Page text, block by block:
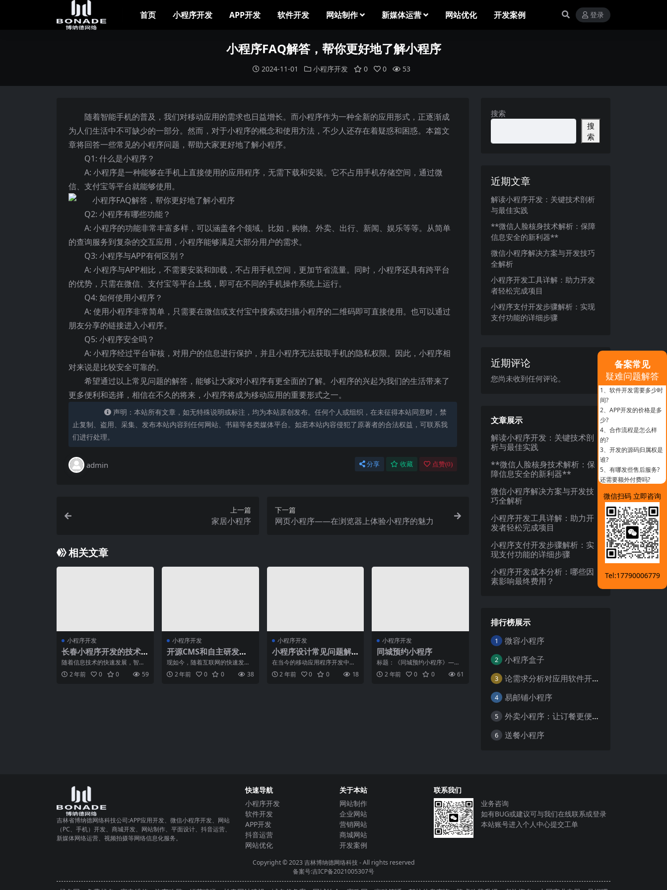
首页 小程序开发 APP开发 软件开发 网站制作 新媒体运营 网站优化 开发案例 登录
小程序FAQ解答，帮你更好地了解小程序
2024-11-01 小程序开发 0 0 53
随着智能手机的普及，我们对移动应用的需求也日益增长。而小程序作为一种全新的应用形式，正逐渐成
为人们生活中不可缺少的一部分。然而，对于小程序的概念和使用方法，不少人还存在着疑惑和困惑。本篇文
章将回答一些常见的小程序问题，帮助大家更好地了解小程序。
Q1: 什么是小程序？
A: 小程序是一种能够在手机上直接使用的应用程序，无需下载和安装。它不占用手机存储空间，通过微
信、支付宝等平台就能够使用。
Q2: 小程序有哪些功能？
A: 小程序的功能非常丰富多样，可以涵盖各个领域。比如，购物、外卖、出行、新闻、娱乐等等。从简单
的查询服务到复杂的交互应用，小程序能够满足大部分用户的需求。
Q3: 小程序与APP有何区别？
A: 小程序与APP相比，不需要安装和卸载，不占用手机空间，更加节省流量。同时，小程序还具有跨平台
的优势，只需在微信、支付宝等平台上线，即可在不同的手机操作系统上运行。
Q4: 如何使用小程序？
A: 使用小程序非常简单，只需要在微信或支付宝中搜索或扫描小程序的二维码即可直接使用。也可以通过
朋友分享的链接进入小程序。
Q5: 小程序安全吗？
A: 小程序经过平台审核，对用户的信息进行保护，并且小程序无法获取手机的隐私权限。因此，小程序相
对来说是比较安全可靠的。
希望通过以上常见问题的解答，能够让大家对小程序有更全面的了解。小程序的兴起为我们的生活带来了
更多便利和选择，相信在不久的将来，小程序将成为移动应用的重要形式之一。
声明：本站所有文章，如无特殊说明或标注，均为本站原创发布。任何个人或组织，在未征得本站同意时，禁
止复制、盗用、采集、发布本站内容到任何网站、书籍等各类媒体平台。如若本站内容侵犯了原著者的合法权益，可联系我
们进行处理。
admin 分享 收藏 点赞(0)
上一篇
家居小程序
下一篇
网页小程序——在浏览器上体验小程序的魅力
相关文章
小程序开发
长春小程序开发的技术
选型有哪些？
随着信息技术的快速发展，智能
移动设备的普及程度越来越高，
人们对于便捷、高效的移动
2 年前 0 0 59
小程序开发
开源CMS和自主研发的
网站建设方案对比
现如今，随着互联网的快速发
展，网站建设变得越来越重要。
企业、个人或组织都需要一个
2 年前 0 0 38
小程序开发
小程序设计常见问题解
析：让你的小程序更出
色
在当今的移动应用程序开发中，
小程序成为了一种重要的方式来
提供服务和吸引用户。尽管
2 年前 0 0 18
小程序开发
同城预约小程序
标题：《同城预约小程序》——
让生活更便捷，享受专属服务的
首要推荐平台随着科技的不
2 年前 0 0 61
搜索
搜
索
近期文章
解读小程序开发：关键技术剖析
与最佳实践
**微信人脸核身技术解析：保障
信息安全的新利器**
微信小程序解决方案与开发技巧
全解析
小程序开发工具详解：助力开发
者轻松完成项目
小程序支付开发步骤解析：实现
支付功能的详细步骤
近期评论
您尚未收到任何评论。
文章展示
解读小程序开发：关键技术剖
析与最佳实践
**微信人脸核身技术解析：保
障信息安全的新利器**
微信小程序解决方案与开发技
巧全解析
小程序开发工具详解：助力开
发者轻松完成项目
小程序支付开发步骤解析：实
现支付功能的详细步骤
小程序开发成本分析：哪些因
素影响最终费用？
排行榜展示
1 微容小程序
2 小程序盒子
3 论需求分析对应用软件开发的重要性
4 易邮铺小程序
5 外卖小程序：让订餐更便捷，吃货的福音
6 送餐小程序
吉林省博纳德网络科技公司:APP应用开发、微信小程序开发、网站
（PC、手机）开发、商城开发、网站制作、平面设计、抖音运营、
新媒体网络运营、视频拍摄等网络信息化服务。
快速导航
小程序开发
软件开发
APP开发
抖音运营
网站优化
关于本站
网站制作
企业网站
营销网站
商城网站
开发案例
联系我们
业务咨询
如有BUG或建议可与我们在线联系或登录
本站账号进入个人中心提交工单
Copyright © 2023吉林博纳德网络科技- All rights reserved
备案号:吉ICP备2021005307号
备案常见
疑难问题解答
1、 软件开发需要多少时
间?
2、 APP开发的价格是多
少?
4、 合作流程是怎么样
的?
3、 开发的源码归属权是
谁?
5、 有哪发些售后服务?
还需要额外付费吗?
微信扫码 立即咨询
Tel:17790006779